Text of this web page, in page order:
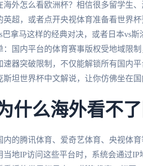
海外怎么看欧洲杯？相信很多留学生
英超，或者点开央视体育准备看世界
巴拿马这样的经典对决，或者日本vs
：国内平台的体育赛事版权受地域限
速器突破限制，不仅能解锁所有国内
斯坦世界杯中文解说，让你仿佛坐在国
什么海外看不
内的腾讯体育、爱奇艺体育、央视体
当地IP访问这些平台时，系统会通过